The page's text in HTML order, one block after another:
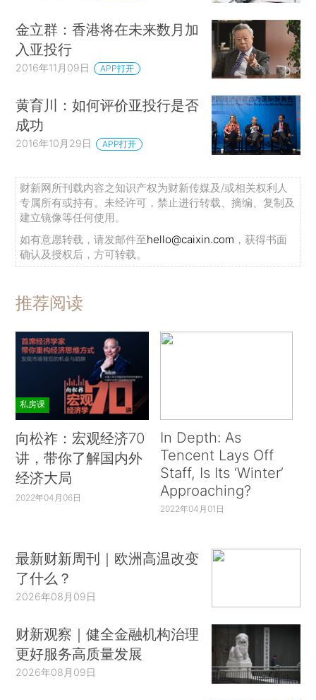
金立群：香港将在未来数月加
入亚投行
2016年11月09日 APP打开
黄育川：如何评价亚投行是否
成功
2016年10月29日 APP打开
财新网所刊载内容之知识产权为财新传媒及/或相关权利人
专属所有或持有。未经许可，禁止进行转载、摘编、复制及
建立镜像等任何使用。
如有意愿转载，请发邮件至hello@caixin.com ，获得书面
确认及授权后，方可转载。
推荐阅读
私房课
向松祚：宏观经济70
讲，带你了解国内外
经济大局
2022年04月06日
In Depth: As
Tencent Lays Off
Staff, Is Its ‘Winter’
Approaching?
2022年04月01日
最新财新周刊｜欧洲高温改变
了什么？
2026年08月09日
财新观察｜健全金融机构治理
更好服务高质量发展
2026年08月09日